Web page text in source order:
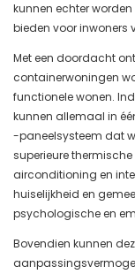
kunnen echter
bieden voor inwoners
Met een doordacht
containerwoningen
functionele wonen.
kunnen allemaal in
-paneelsysteem dat
superieure
airconditioning en
huiselijkheid en
psychologische en
Bovendien kunnen